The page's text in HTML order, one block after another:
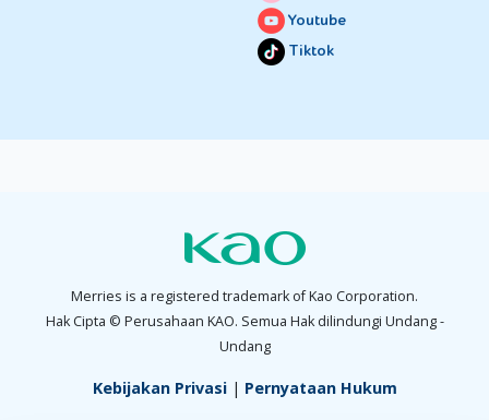
Youtube
Tiktok
Merries is a registered trademark of Kao Corporation.
Hak Cipta © Perusahaan KAO. Semua Hak dilindungi Undang -
Undang
Kebijakan Privasi| Pernyataan Hukum